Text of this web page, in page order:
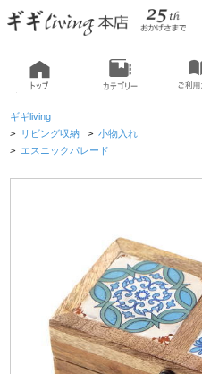
ギギliving
> リビング収納 > 小物入れ
> エスニックパレード